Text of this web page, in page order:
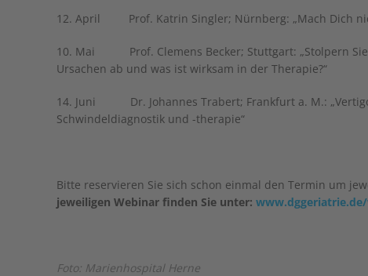
12. April Prof. Katrin Singler; Nürnberg: „Mach Dich
10. Mai Prof. Clemens Becker; Stuttgart: „Stolpern Sie
Ursachen ab und was ist wirksam in der Therapie?“
14. Juni Dr. Johannes Trabert; Frankfurt a. M.:
Schwindeldiagnostik und -therapie“
Bitte reservieren Sie sich schon einmal den Termin um
jeweiligen Webinar finden Sie unter:
Foto: Marienhospital Herne